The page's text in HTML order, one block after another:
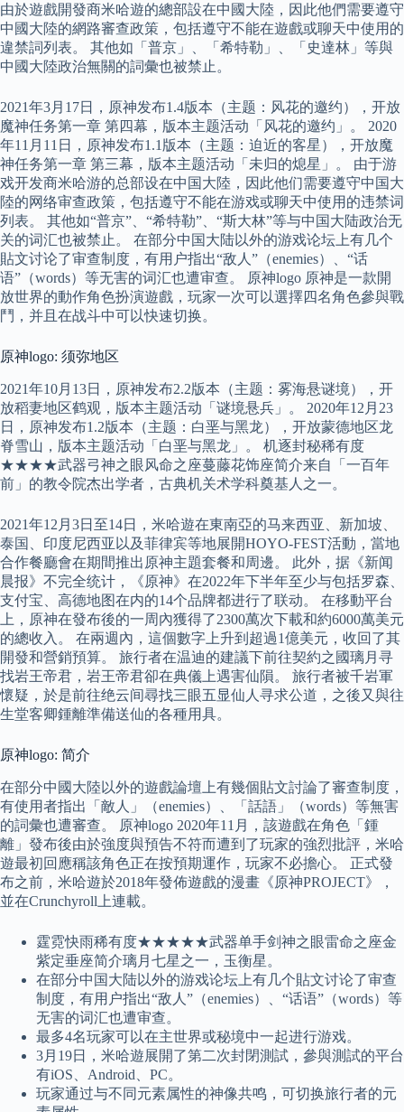
由於遊戲開發商米哈遊的總部設在中國大陸，因此他們需要遵守
中國大陸的網路審查政策，包括遵守不能在遊戲或聊天中使用的
違禁詞列表。 其他如「普京」、「希特勒」、「史達林」等與
中國大陸政治無關的詞彙也被禁止。
2021年3月17日，原神发布1.4版本（主题：风花的邀约），开放
魔神任务第一章 第四幕，版本主题活动「风花的邀约」。 2020
年11月11日，原神发布1.1版本（主题：迫近的客星），开放魔
神任务第一章 第三幕，版本主题活动「未归的熄星」。 由于游
戏开发商米哈游的总部设在中国大陸，因此他们需要遵守中国大
陸的网络审查政策，包括遵守不能在游戏或聊天中使用的违禁词
列表。 其他如“普京”、“希特勒”、“斯大林”等与中国大陆政治无
关的词汇也被禁止。 在部分中国大陆以外的游戏论坛上有几个
貼文讨论了审查制度，有用户指出“敌人”（enemies）、“话
语”（words）等无害的词汇也遭审查。 原神logo 原神是一款開
放世界的動作角色扮演遊戲，玩家一次可以選擇四名角色參與戰
鬥，并且在战斗中可以快速切换。
原神logo: 须弥地区
2021年10月13日，原神发布2.2版本（主题：雾海悬谜境），开
放稻妻地区鹤观，版本主题活动「谜境悬兵」。 2020年12月23
日，原神发布1.2版本（主题：白垩与黑龙），开放蒙德地区龙
脊雪山，版本主题活动「白垩与黑龙」。 机逐封秘稀有度
★★★★武器弓神之眼风命之座蔓藤花饰座简介来自「一百年
前」的教令院杰出学者，古典机关术学科奠基人之一。
2021年12月3日至14日，米哈遊在東南亞的马来西亚、新加坡、
泰国、印度尼西亚以及菲律宾等地展開HOYO-FEST活動，當地
合作餐廳會在期間推出原神主題套餐和周邊。 此外，据《新闻
晨报》不完全统计，《原神》在2022年下半年至少与包括罗森、
支付宝、高德地图在内的14个品牌都进行了联动。 在移動平台
上，原神在發布後的一周內獲得了2300萬次下載和約6000萬美元
的總收入。 在兩週內，這個數字上升到超過1億美元，收回了其
開發和營銷預算。 旅行者在温迪的建議下前往契約之國璃月寻
找岩王帝君，岩王帝君卻在典儀上遇害仙隕。 旅行者被千岩軍
懷疑，於是前往绝云间尋找三眼五显仙人寻求公道，之後又與往
生堂客卿鍾離準備送仙的各種用具。
原神logo: 简介
在部分中國大陸以外的遊戲論壇上有幾個貼文討論了審查制度，
有使用者指出「敵人」（enemies）、「話語」（words）等無害
的詞彙也遭審查。 原神logo 2020年11月，該遊戲在角色「鍾
離」發布後由於強度與預告不符而遭到了玩家的強烈批評，米哈
遊最初回應稱該角色正在按預期運作，玩家不必擔心。 正式發
布之前，米哈遊於2018年發佈遊戲的漫畫《原神PROJECT》，
並在Crunchyroll上連載。
霆霓快雨稀有度★★★★★武器单手剑神之眼雷命之座金
紫定垂座简介璃月七星之一，玉衡星。
在部分中国大陆以外的游戏论坛上有几个貼文讨论了审查
制度，有用户指出“敌人”（enemies）、“话语”（words）等
无害的词汇也遭审查。
最多4名玩家可以在主世界或秘境中一起进行游戏。
3月19日，米哈遊展開了第二次封閉測試，參與測試的平台
有iOS、Android、PC。
玩家通过与不同元素属性的神像共鸣，可切换旅行者的元